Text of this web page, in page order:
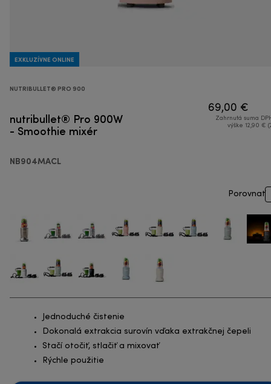
EXKLUZÍVNE ONLINE
NUTRIBULLET® PRO 900
nutribullet® Pro 900W
- Smoothie mixér
NB904MACL
69,00 €
Zahrnutá suma
výške 12,90 €
Porovnať
Jednoduché čistenie
Dokonalá extrakcia surovín vďaka extrakčnej čepeli
Stačí otočiť, stlačiť a mixovať
Rýchle použitie